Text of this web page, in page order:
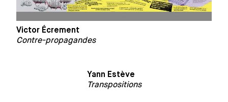
Victor Écrement
Contre-propagandes
Yann Estève
Transpositions